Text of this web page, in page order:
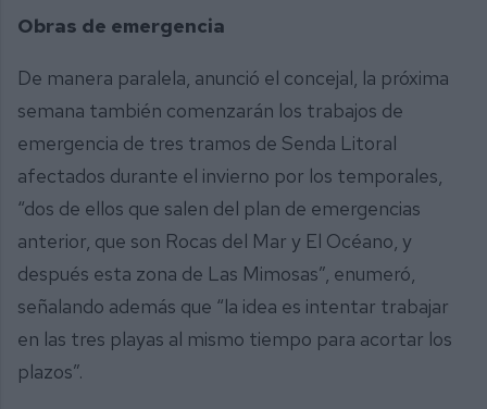
Obras de emergencia
De manera paralela, anunció el concejal, la próxima
semana también comenzarán los trabajos de
emergencia de tres tramos de Senda Litoral
afectados durante el invierno por los temporales,
“dos de ellos que salen del plan de emergencias
anterior, que son Rocas del Mar y El Océano, y
después esta zona de Las Mimosas”, enumeró,
señalando además que “la idea es intentar trabajar
en las tres playas al mismo tiempo para acortar los
plazos”.